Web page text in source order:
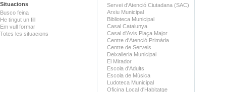
Situacions
Busco feina
He tingut un fill
Em vull formar
Totes les situacions
Servei d'Atenció Ciutadana (SAC)
Arxiu Municipal
Biblioteca Municipal
Casal Catalunya
Casal d'Avis Plaça Major
Centre d'Atenció Primària
Centre de Serveis
Deixalleria Municipal
El Mirador
Escola d'Adults
Escola de Música
Ludoteca Municipal
Oficina Local d'Habitatge